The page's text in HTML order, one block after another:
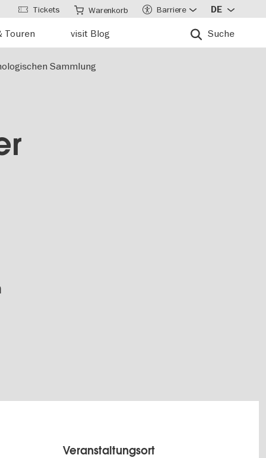
Touren visit Blog Suche
Tickets Warenkorb Barriere DE
Sammlung
Veranstaltungsort